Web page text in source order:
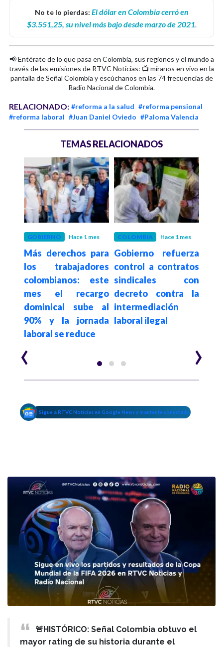
No te lo pierdas: El dólar en Colombia cerró en
$3.551,25, su nivel más bajo desde marzo de 2021.
📢 Entérate de lo que pasa en Colombia, sus regiones y el mundo a
través de las emisiones de RTVC Noticias: 📺 míranos en vivo en la
pantalla de Señal Colombia y escúchanos en las 74 frecuencias de
Radio Nacional de Colombia.
RELACIONADO: #reforma a la salud #reforma pensional
#reforma laboral #Juan Daniel Oviedo #Paloma Valencia
TEMAS RELACIONADOS
GOBIERNO Hace 1 mes
Más derechos para
los trabajadores
colombianos: este
mes el recargo
dominical sube al
90% y la jornada
laboral se reduce
COLOMBIA Hace 1 mes
Gobierno refuerza
control a contratos
sindicales con
decreto contra la
intermediación
laboral ilegal
‹ ›
Sigue a RTVC Noticias en Google News y mantente conectado
🚨HISTÓRICO: Señal Colombia obtuvo el
mayor rating de su historia durante el